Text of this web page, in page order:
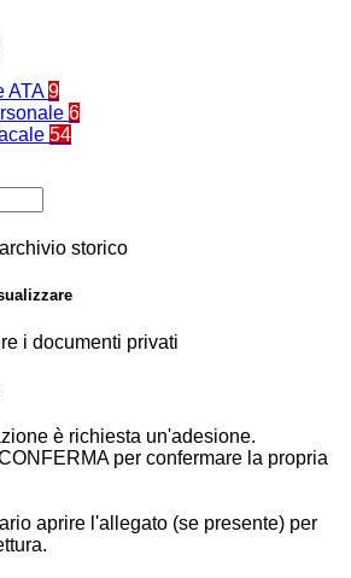
ATA9
6
54
storico
i documenti privati
è richiesta un'adesione.
per confermare la propria
aprire l'allegato (se presente) per